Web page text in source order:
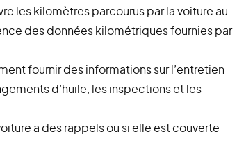
les kilomètres parcourus par la voiture au
des données kilométriques fournies par
fournir des informations sur l’entretien
d’huile, les inspections et les
a des rappels ou si elle est couverte